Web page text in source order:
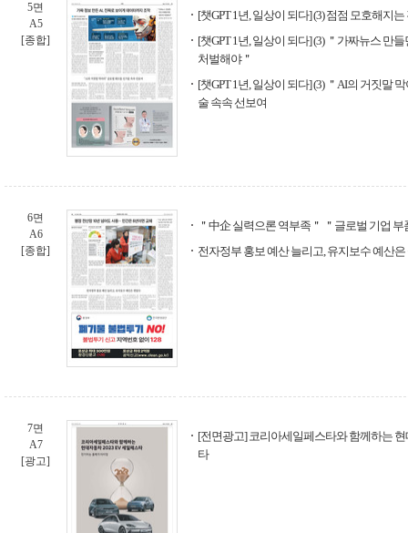
5면
A5
[종합]
[챗GPT 1년, 일상이 되다] (3) 점점 모호해지
[챗GPT 1년, 일상이 되다] (3) ＂가짜뉴스 만
처벌해야＂
[챗GPT 1년, 일상이 되다] (3) ＂AI의 거짓말
술 속속 선보여
6면
A6
[종합]
＂中企 실력으론 역부족＂ ＂글로벌 기업 부
전자정부 홍보 예산 늘리고, 유지보수 예산
7면
A7
[광고]
[전면광고] 코리아세일페스타와 함께하는
타